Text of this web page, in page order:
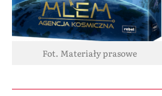
Fot. Materiały prasowe